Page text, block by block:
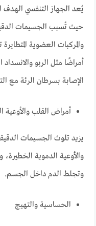
يُعد الجهاز التنفسي الهدف
حيث تُسبب الجسيمات
والمركبات العضوية
أمراضًا مثل الربو
الإصابة بسرطان الرئة مع
أمراض القلب والأوعية
يزيد تلوث الجسيمات
والأوعية الدموية
وتجلط الدم داخل الجسم.
الحساسية والتهيج